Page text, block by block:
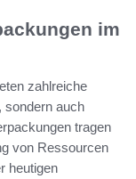
im
zahlreiche
sondern auch
tragen
von Ressourcen
heutigen